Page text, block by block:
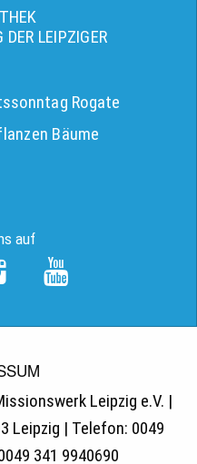
DER LEIPZIGER
Rogate
Bäume
auf
Leipzig e.V. |
Leipzig | Telefon: 0049
341 9940690